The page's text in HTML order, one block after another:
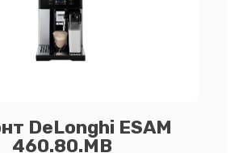
DeLonghi ESAM
460.80.MB